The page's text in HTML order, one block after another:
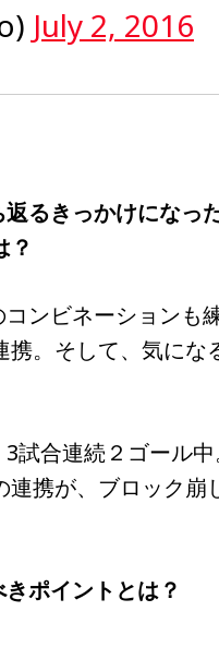
July 2, 2016
るきっかけになっ
？
ンビネーションも
。そして、気にな
試合連続２ゴール
携が、ブロック崩
ポイントとは？